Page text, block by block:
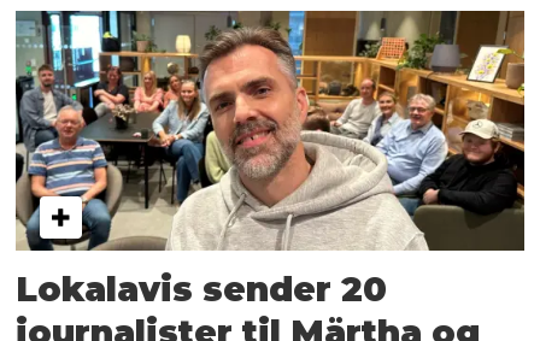
Lokalavis sender 20
journalister til Märtha og